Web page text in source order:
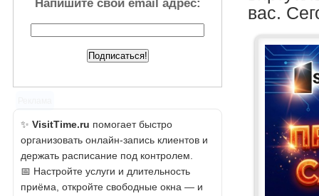
вас.
Напишите свой email адрес:
✨ VisitTime.ru помогает быстро
организовать онлайн-запись клиентов и
держать расписание под контролем.
📅 Настройте услуги и длительность
приёма, откройте свободные окна — и